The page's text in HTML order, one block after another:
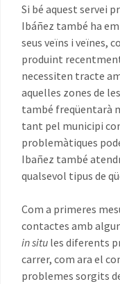
Si bé aquest servei
Ibáñez també ha
seus veïns i veïnes,
produint
necessiten tracte
aquelles zones de
també freqüentarà
tant pel municipi
problemàtiques
Ibañez també
qualsevol tipus de
Com a primeres
contactes amb
in situ les diferents
carrer, com ara el
problemes sorgits